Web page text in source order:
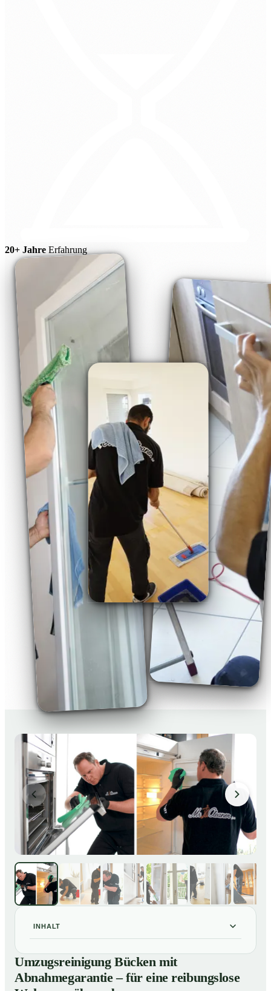
20+ Jahre Erfahrung
INHALT
Umzugsreinigung Bücken mit Abnahmegarantie – für
eine reibungslose Wohnungsübergabe
02 Unsere Leistungen im Überblick
Umzugsreinigung Bücken mit
Abnahmegarantie – für eine reibungslose